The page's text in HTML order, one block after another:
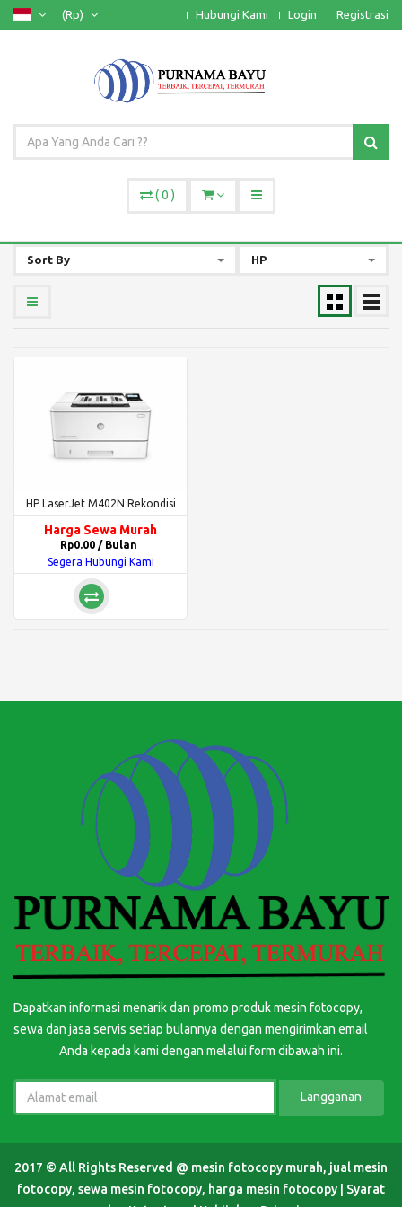
(Rp) Hubungi Kami Login Registrasi
(0 )
Sort By HP
HP LaserJet M402N Rekondisi
Harga Sewa Murah
Rp0.00 / Bulan
Segera Hubungi Kami
Dapatkan informasi menarik dan promo produk mesin fotocopy,
sewa dan jasa servis setiap bulannya dengan mengirimkan email
Anda kepada kami dengan melalui form dibawah ini.
Langganan
2017 © All Rights Reserved @ mesin fotocopy murah, jual mesin
fotocopy, sewa mesin fotocopy, harga mesin fotocopy
Syarat